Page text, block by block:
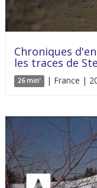
Chroniques
les traces de
26 min' | France |